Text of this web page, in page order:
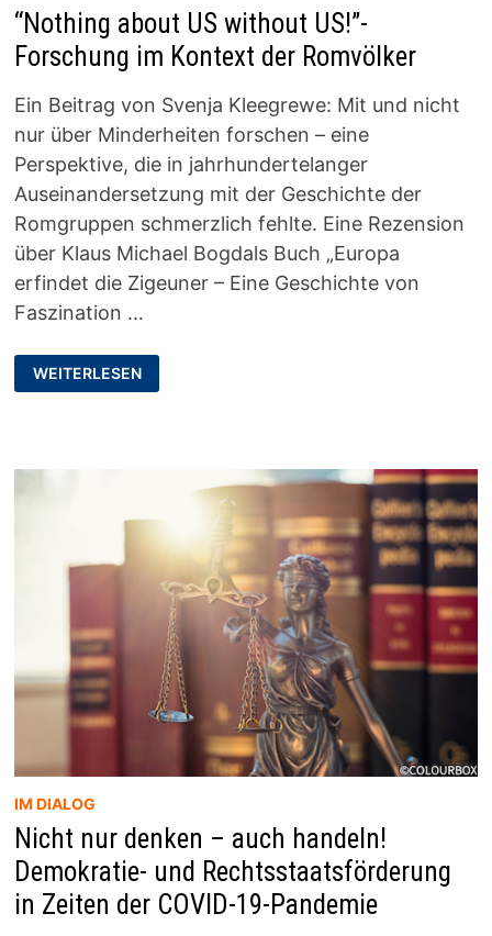
“Nothing about US without US!”-
Forschung im Kontext der Romvölker
Ein Beitrag von Svenja Kleegrewe: Mit und nicht
nur über Minderheiten forschen – eine
Perspektive, die in jahrhundertelanger
Auseinandersetzung mit der Geschichte der
Romgruppen schmerzlich fehlte. Eine Rezension
über Klaus Michael Bogdals Buch „Europa
erfindet die Zigeuner – Eine Geschichte von
Faszination …
“NOTHING
ABOUT
US
KONTEXT
WEITERLESEN
IM DIALOG
Nicht nur denken – auch handeln!
Demokratie- und Rechtsstaatsförderung
in Zeiten der COVID-19-Pandemie